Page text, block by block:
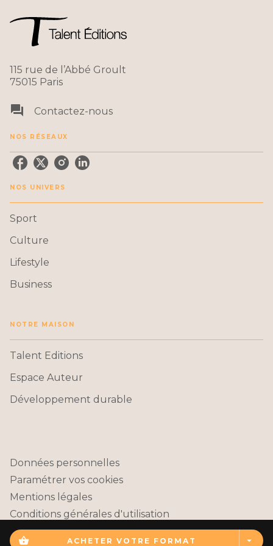
shopping_basket ACHETER VOTRE FORMAT arrow_drop_down
115 rue de l’Abbé Groult
75015 Paris
question_answer Contactez-nous
NOS RÉSEAUX
NOS UNIVERS
Sport
Culture
Lifestyle
Business
NOTRE MAISON
Talent Editions
Espace Auteur
Développement durable
Données personnelles
Paramétrer vos cookies
Mentions légales
Conditions générales d'utilisation
Charte de référencement